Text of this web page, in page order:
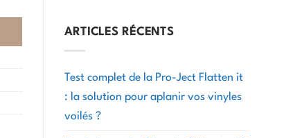
ARTICLES RÉCENTS
Test complet de la Pro-Ject Flatten it
: la solution pour aplanir vos vinyles
voilés ?